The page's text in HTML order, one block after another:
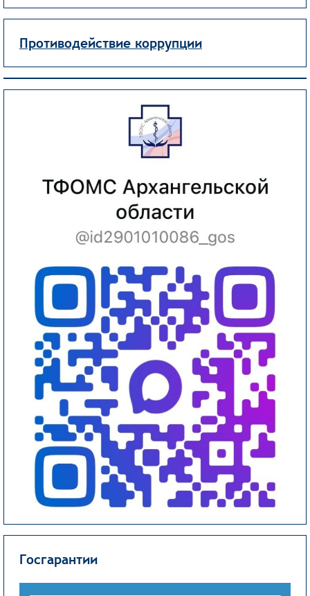
Противодействие коррупции
Госгарантии